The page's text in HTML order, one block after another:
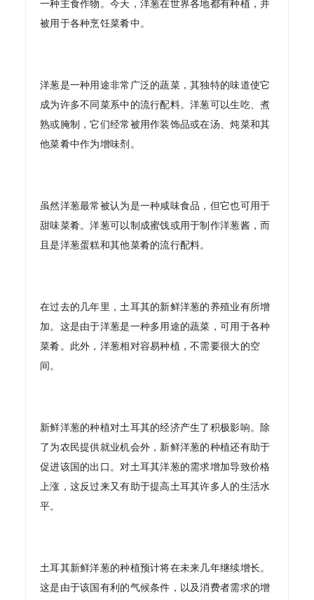
一种主食作物。今天，洋葱在世界各地都有种植，并
被用于各种烹饪菜肴中。
洋葱是一种用途非常广泛的蔬菜，其独特的味道使它
成为许多不同菜系中的流行配料。洋葱可以生吃、煮
熟或腌制，它们经常被用作装饰品或在汤、炖菜和其
他菜肴中作为增味剂。
虽然洋葱最常被认为是一种咸味食品，但它也可用于
甜味菜肴。洋葱可以制成蜜饯或用于制作洋葱酱，而
且是洋葱蛋糕和其他菜肴的流行配料。
在过去的几年里，土耳其的新鲜洋葱的养殖业有所增
加。这是由于洋葱是一种多用途的蔬菜，可用于各种
菜肴。此外，洋葱相对容易种植，不需要很大的空
间。
新鲜洋葱的种植对土耳其的经济产生了积极影响。除
了为农民提供就业机会外，新鲜洋葱的种植还有助于
促进该国的出口。对土耳其洋葱的需求增加导致价格
上涨，这反过来又有助于提高土耳其许多人的生活水
平。
土耳其新鲜洋葱的种植预计将在未来几年继续增长。
这是由于该国有利的气候条件，以及消费者需求的增